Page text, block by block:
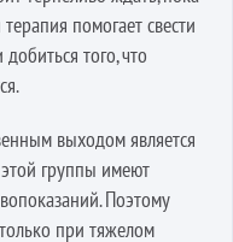
помогает свести
того, что
выходом является
группы имеют
Поэтому
при тяжелом